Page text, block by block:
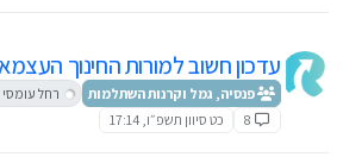
עדכון חשוב למורות החינוך
פנסיה, גמל וקרנות השתלמות רחל עומסי
8
כט סיוון תשפ״ו, 17:14